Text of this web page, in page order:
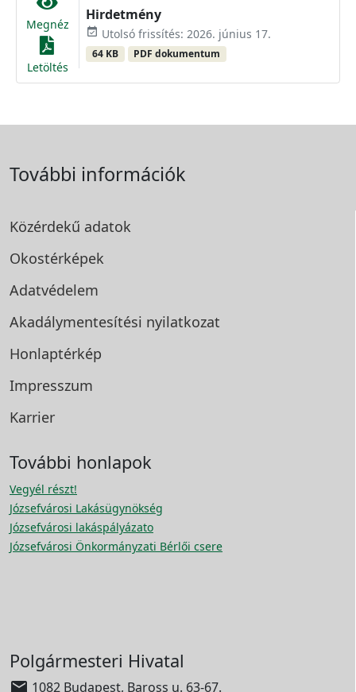
Megnéz
Letöltés
Hirdetmény
event_available Utolsó frissítés: 2026. június 17.
64 KB PDF dokumentum
További információk
Közérdekű adatok
Okostérképek
Adatvédelem
Akadálymentesítési nyilatkozat
Honlaptérkép
Impresszum
Karrier
További honlapok
Vegyél részt!
Józsefvárosi Lakásügynökség
Józsefvárosi lakáspályázato
Józsefvárosi Önkormányzati Bérlői csere
Polgármesteri Hivatal
 1082 Budapest, Baross u. 63-67.